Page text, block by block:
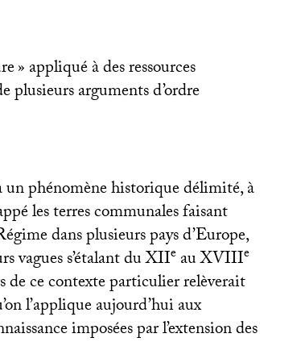
» appliqué à des ressources
plusieurs arguments d’ordre
phénomène historique délimité, à
les terres communales faisant
dans plusieurs pays d’Europe,
vagues s’étalant duXIIe auXVIIIe
de ce contexte particulier relèverait
l’applique aujourd’hui aux
imposées par l’extension des